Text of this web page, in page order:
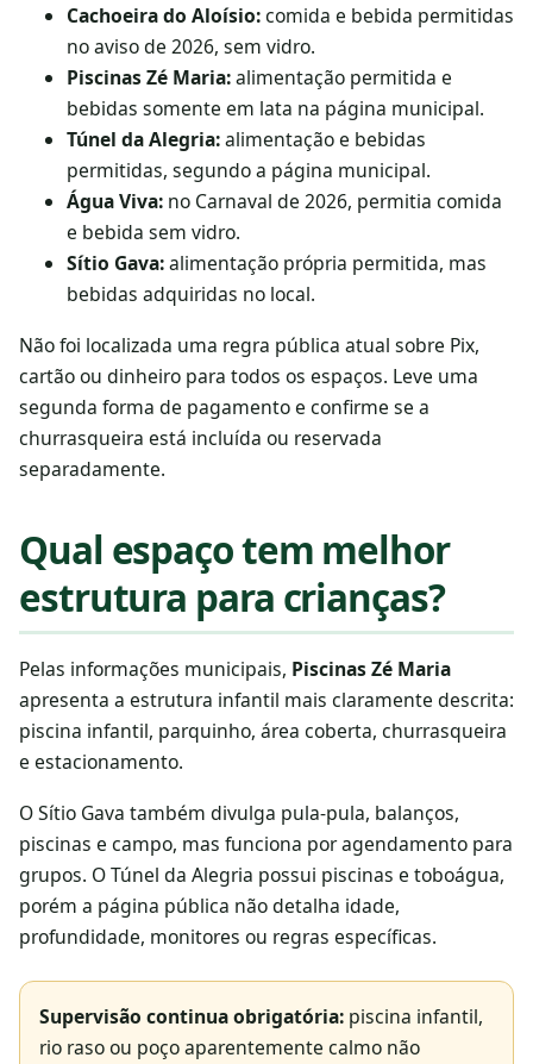
Cachoeira do Aloísio:comida e bebida permitidas
no aviso de 2026, sem vidro.
Piscinas Zé Maria:alimentação permitida e
bebidas somente em lata na página municipal.
Túnel da Alegria:alimentação e bebidas
permitidas, segundo a página municipal.
Água Viva: no Carnaval de 2026, permitia comida
e bebida sem vidro.
Sítio Gava:alimentação própria permitida, mas
bebidas adquiridas no local.
Não foi localizada uma regra pública atual sobre Pix,
cartão ou dinheiro para todos os espaços. Leve uma
segunda forma de pagamento e confirme se a
churrasqueira está incluída ou reservada
separadamente.
Qual espaço tem melhor
estrutura para crianças?
Pelas informações municipais, Piscinas Zé Maria
apresenta a estrutura infantil mais claramente descrita:
piscina infantil, parquinho, área coberta, churrasqueira
e estacionamento.
O Sítio Gava também divulga pula-pula, balanços,
piscinas e campo, mas funciona por agendamento para
grupos. O Túnel da Alegria possui piscinas e toboágua,
porém a página pública não detalha idade,
profundidade, monitores ou regras específicas.
Supervisão continua obrigatória: piscina infantil,
rio raso ou poço aparentemente calmo não